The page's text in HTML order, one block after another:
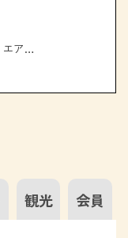
【お休みのお知らせ】テナント6店舗、エアコン取り換え工事について
観光 会員